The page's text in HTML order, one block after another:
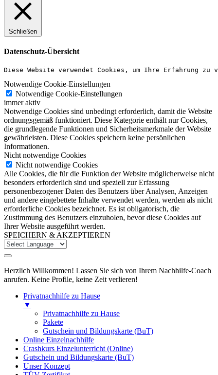
Schließen
Datenschutz-Übersicht
Diese Website verwendet Cookies, um Ihre Erfahrung
Notwendige Cookie-Einstellungen
Notwendige Cookie-Einstellungen
immer aktiv
Notwendige Cookies sind unbedingt erforderlich, damit die Website
ordnungsgemäß funktioniert. Diese Kategorie enthält nur Cookies,
die grundlegende Funktionen und Sicherheitsmerkmale der Website
gewährleisten. Diese Cookies speichern keine persönlichen
Informationen.
Nicht notwendige Cookies
Nicht notwendige Cookies
Alle Cookies, die für die Funktion der Website möglicherweise nicht
besonders erforderlich sind und speziell zur Erfassung
personenbezogener Daten des Benutzers über Analysen, Anzeigen
und andere eingebettete Inhalte verwendet werden, werden als nicht
erforderliche Cookies bezeichnet. Es ist obligatorisch, die
Zustimmung des Benutzers einzuholen, bevor diese Cookies auf
Ihrer Website ausgeführt werden.
SPEICHERN & AKZEPTIEREN
Herzlich Willkommen! Lassen Sie sich von Ihrem Nachhilfe-Coach
anrufen. Keine Profile, keine Zeit verlieren!
Privatnachhilfe zu Hause
▼
Privatnachhilfe zu Hause
Pakete
Gutschein und Bildungskarte (BuT)
Online Einzelnachhilfe
Crashkurs Einzelunterricht (Online)
Gutschein und Bildungskarte (BuT)
Unser Konzept